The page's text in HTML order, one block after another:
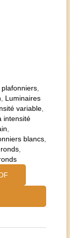
plafonniers
Luminaires
variable
intensité
blancs